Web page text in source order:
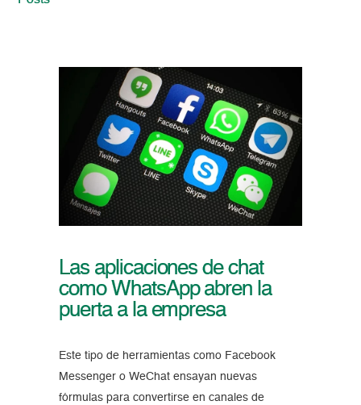
Las aplicaciones de chat
como WhatsApp abren la
puerta a la empresa
Este tipo de herramientas como Facebook
Messenger o WeChat ensayan nuevas
fórmulas para convertirse en canales de